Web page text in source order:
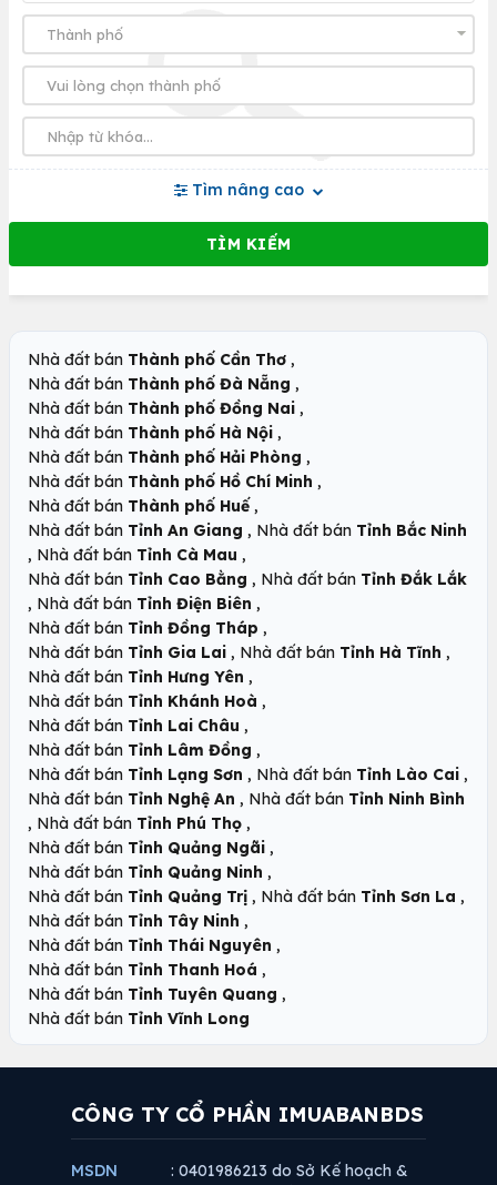
Tìm nâng cao
Nhà đất bán Thành phố Cần Thơ ,
Nhà đất bán Thành phố Đà Nẵng ,
Nhà đất bán Thành phố Đồng Nai ,
Nhà đất bán Thành phố Hà Nội ,
Nhà đất bán Thành phố Hải Phòng ,
Nhà đất bán Thành phố Hồ Chí Minh ,
Nhà đất bán Thành phố Huế ,
Nhà đất bán Tỉnh An Giang , Nhà đất bán Tỉnh Bắc Ninh
, Nhà đất bán Tỉnh Cà Mau ,
Nhà đất bán Tỉnh Cao Bằng , Nhà đất bán Tỉnh Đắk Lắk
, Nhà đất bán Tỉnh Điện Biên ,
Nhà đất bán Tỉnh Đồng Tháp ,
Nhà đất bán Tỉnh Gia Lai , Nhà đất bán Tỉnh Hà Tĩnh ,
Nhà đất bán Tỉnh Hưng Yên ,
Nhà đất bán Tỉnh Khánh Hoà ,
Nhà đất bán Tỉnh Lai Châu ,
Nhà đất bán Tỉnh Lâm Đồng ,
Nhà đất bán Tỉnh Lạng Sơn , Nhà đất bán Tỉnh Lào Cai ,
Nhà đất bán Tỉnh Nghệ An , Nhà đất bán Tỉnh Ninh Bình
, Nhà đất bán Tỉnh Phú Thọ ,
Nhà đất bán Tỉnh Quảng Ngãi ,
Nhà đất bán Tỉnh Quảng Ninh ,
Nhà đất bán Tỉnh Quảng Trị , Nhà đất bán Tỉnh Sơn La ,
Nhà đất bán Tỉnh Tây Ninh ,
Nhà đất bán Tỉnh Thái Nguyên ,
Nhà đất bán Tỉnh Thanh Hoá ,
Nhà đất bán Tỉnh Tuyên Quang ,
Nhà đất bán Tỉnh Vĩnh Long
CÔNG TY CỔ PHẦN IMUABANBDS
MSDN
: 0401986213 do Sở Kế hoạch &